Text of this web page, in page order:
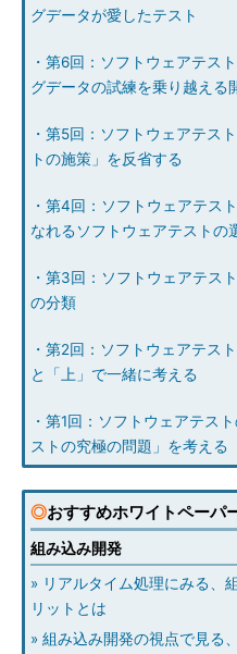
グデータが愛したテスト
・第6回：ソフトウェアテス
グデータの試練を乗り越える
・第5回：ソフトウェアテス
トの施策」を反省する
・第4回：ソフトウェアテス
なれるソフトウェアテストの
・第3回：ソフトウェアテス
の分類
・第2回：ソフトウェアテス
と「上」で一緒に考える
・第1回：ソフトウェアテス
ストの究極の問題」を考える
◎おすすめホワイトペーパ
組み込み開発
» リアルタイム処理にみる、
リットとは
» 組み込み開発の視点で見る